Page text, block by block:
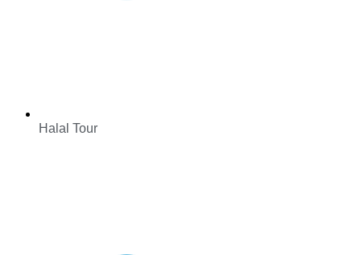
Halal Tour